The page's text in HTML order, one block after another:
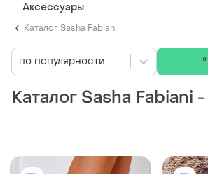
Каталог Sasha Fabiani
Каталог Sasha Fabiani -
по популярности
Аксессуары